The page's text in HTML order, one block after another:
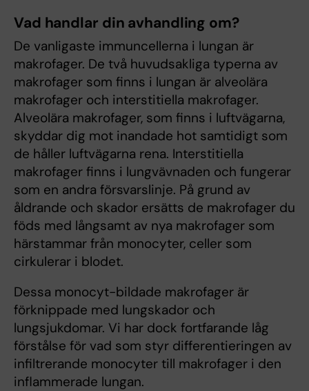
Vad handlar din avhandling om?
De vanligaste immuncellerna i lungan är
makrofager. De två huvudsakliga typerna av
makrofager som finns i lungan är alveolära
makrofager och interstitiella makrofager.
Alveolära makrofager, som finns i luftvägarna,
skyddar dig mot inandade hot samtidigt som
de håller luftvägarna rena. Interstitiella
makrofager finns i lungvävnaden och fungerar
som en andra försvarslinje. På grund av
åldrande och skador ersätts de makrofager du
föds med långsamt av nya makrofager som
härstammar från monocyter, celler som
cirkulerar i blodet.
Dessa monocyt-bildade makrofager är
förknippade med lungskador och
lungsjukdomar. Vi har dock fortfarande låg
förstålse för vad som styr differentieringen av
infiltrerande monocyter till makrofager i den
inflammerade lungan.